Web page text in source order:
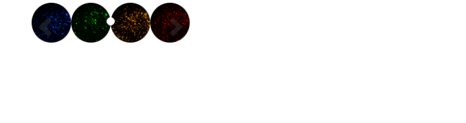
P
r
e
v
N
e
x